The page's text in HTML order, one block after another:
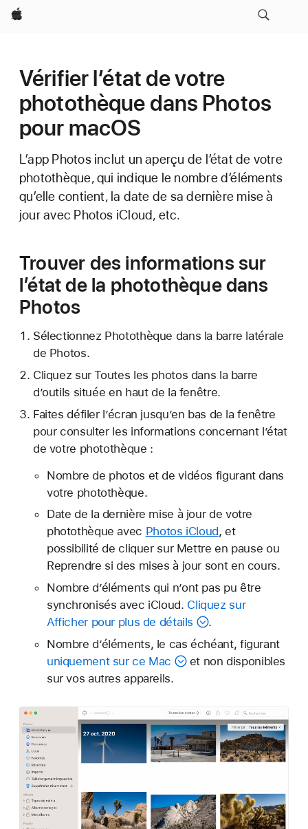
Apple
Vérifier l’état de votre
photothèque dans Photos
pour macOS
L’app Photos inclut un aperçu de l’état de votre
photothèque, qui indique le nombre d’éléments
qu’elle contient, la date de sa dernière mise à
jour avec Photos iCloud, etc.
Trouver des informations sur
l’état de la photothèque dans
Photos
Sélectionnez Photothèque dans la barre latérale
de Photos.
Cliquez sur Toutes les photos dans la barre
d’outils située en haut de la fenêtre.
Faites défiler l’écran jusqu’en bas de la fenêtre
pour consulter les informations concernant l’état
de votre photothèque :
Nombre de photos et de vidéos figurant dans
votre photothèque.
Date de la dernière mise à jour de votre
photothèque avec Photos iCloud, et
possibilité de cliquer sur Mettre en pause ou
Reprendre si des mises à jour sont en cours.
Nombre d’éléments qui n’ont pas pu être
synchronisés avec iCloud. Cliquez sur
Afficher pour plus de détails
.
Nombre d’éléments, le cas échéant, figurant
uniquement sur ce Mac
et non disponibles
sur vos autres appareils.